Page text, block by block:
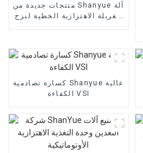
منتجات جديدة من Shanyue آلة
الغربلة الاهتزازية الخطية لنزح
كسارة تصادمية Shanyue عالية
الكفاءة VSI